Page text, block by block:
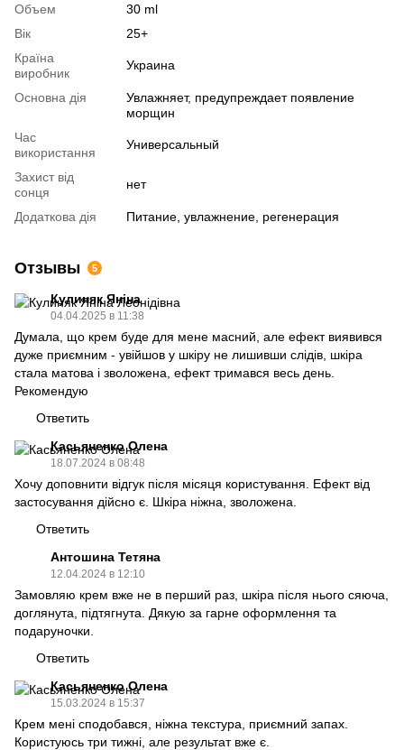
Объем
30 ml
Вік
25+
Країна
виробник
Украина
Основна дія
Увлажняет, предупреждает появление
морщин
Час
використання
Универсальный
Захист від
сонця
нет
Додаткова дія Питание, увлажнение, регенерация
Отзывы 5
Кулиняк Яніна
04.04.2025 в 11:38
Думала, що крем буде для мене масний, але ефект виявився
дуже приємним - увійшов у шкіру не лишивши слідів, шкіра
стала матова і зволожена, ефект тримався весь день.
Рекомендую
Ответить
Касьяненко Олена
18.07.2024 в 08:48
Хочу доповнити відгук після місяця користування. Ефект від
застосування дійсно є. Шкіра ніжна, зволожена.
Ответить
Антошина Тетяна
12.04.2024 в 12:10
Замовляю крем вже не в перший раз, шкіра після нього сяюча,
доглянута, підтягнута. Дякую за гарне оформлення та
подаруночки.
Ответить
Касьяненко Олена
15.03.2024 в 15:37
Крем мені сподобався, ніжна текстура, приємний запах.
Користуюсь три тижні, але результат вже є.